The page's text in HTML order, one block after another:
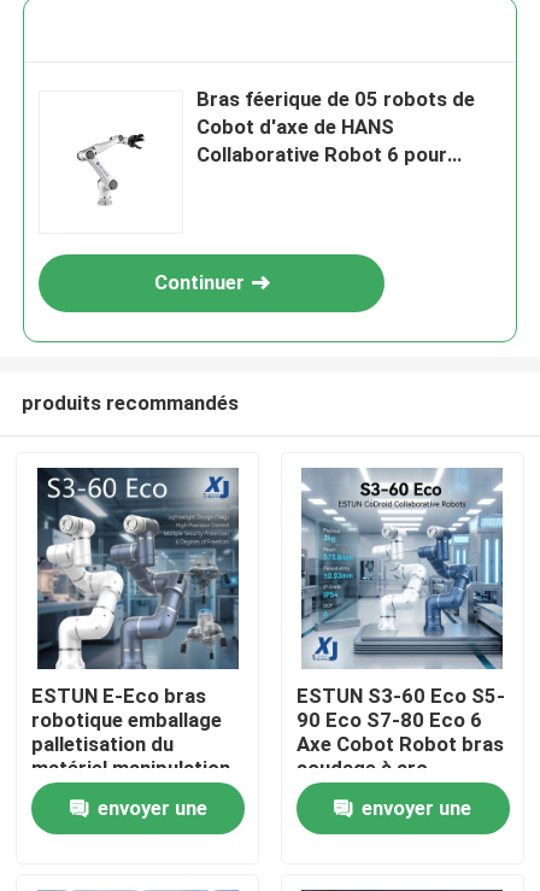
À la maison
Produits
Vidéos
Bras féerique de 05 robots de
Cobot d'axe de HANS
Collaborative Robot 6 pour
Continuer
produits recommandés
ESTUN E-Eco bras
robotique emballage
palletisation du
matériel manipulation
robot collaboratif
avec OnRobot Grriper
envoyer une
ESTUN S3-60 Eco S5-
90 Eco S7-80 Eco 6
Axe Cobot Robot bras
soudage à arc
collaboratif robot
CNGBS positionneur
de soudage
envoyer une